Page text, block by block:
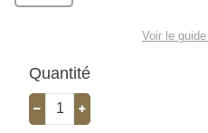
Voir le
Quantité